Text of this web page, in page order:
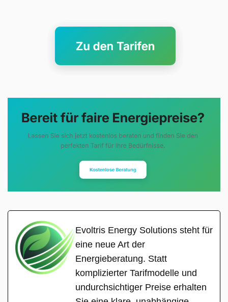
Evoltris Energy Solutions steht für
eine neue Art der
Energieberatung. Statt
komplizierter Tarifmodelle und
undurchsichtiger Preise erhalten